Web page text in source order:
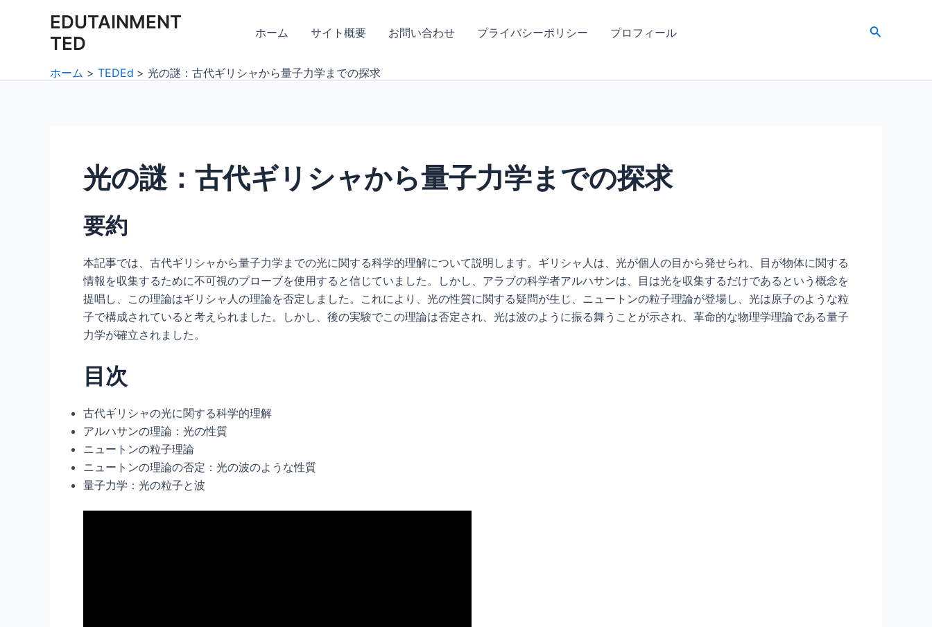
EDUTAINMENT
TED
ホーム サイト概要 お問い合わせ プライバシーポリシー プロフィール
検
ホーム TEDEd 光の謎：古代ギリシャから量子力学までの探求
光の謎：古代ギリシャから量子力学までの探求
要約
本記事では、古代ギリシャから量子力学までの光に関する科学的理解について説明します。ギリシャ人は、光が個人の目から発せられ、目が物体に関する
情報を収集するために不可視のプローブを使用すると信じていました。しかし、アラブの科学者アルハサンは、目は光を収集するだけであるという概念を
提唱し、この理論はギリシャ人の理論を否定しました。これにより、光の性質に関する疑問が生じ、ニュートンの粒子理論が登場し、光は原子のような粒
子で構成されていると考えられました。しかし、後の実験でこの理論は否定され、光は波のように振る舞うことが示され、革命的な物理学理論である量子
力学が確立されました。
目次
古代ギリシャの光に関する科学的理解
アルハサンの理論：光の性質
ニュートンの粒子理論
ニュートンの理論の否定：光の波のような性質
量子力学：光の粒子と波
navigation